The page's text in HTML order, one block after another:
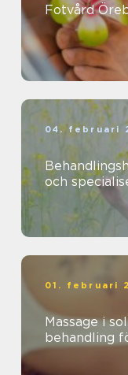
04. februari
Behandlingshem
och
01. februari
Massage i sollentuna
behandling